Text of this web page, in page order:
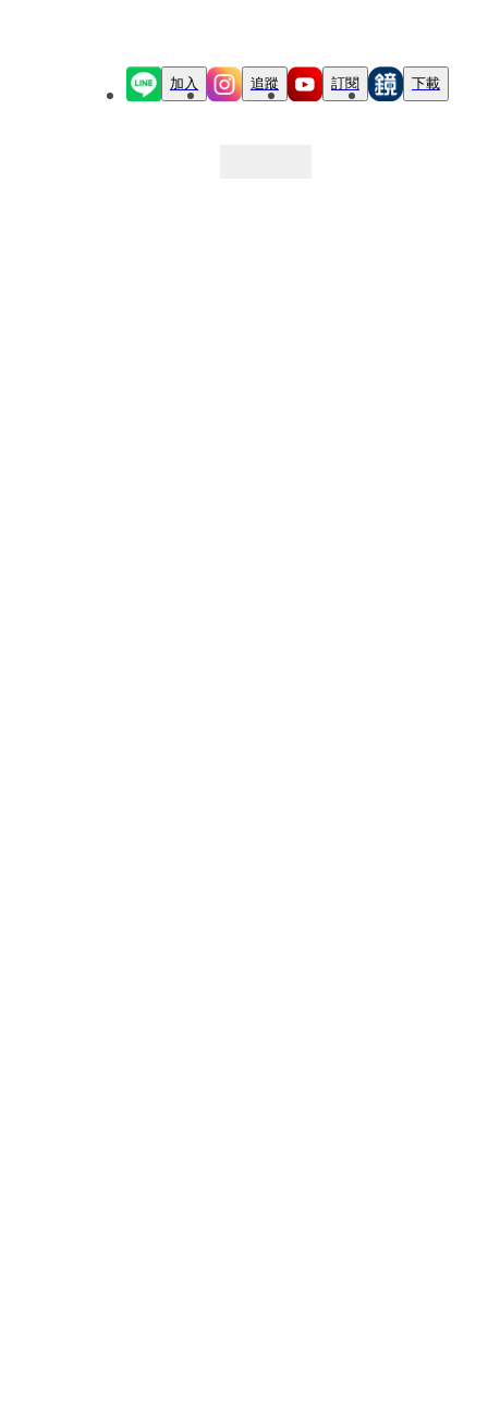
加入 追蹤 訂閱 下載